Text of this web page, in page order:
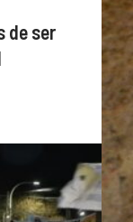
de ser